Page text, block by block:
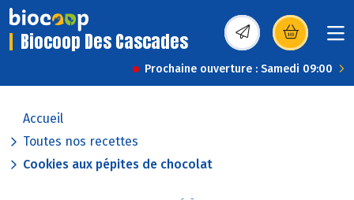
Biocoop Des Cascades (s’ouvre dans une
Prochaine ouverture : Samedi 09:00
Accueil
Toutes nos recettes
Cookies aux pépites de chocolat